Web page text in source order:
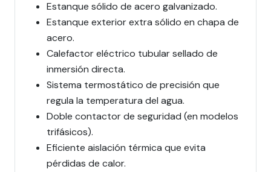
Estanque sólido de acero galvanizado.
Estanque exterior extra sólido en chapa de
acero.
Calefactor eléctrico tubular sellado de
inmersión directa.
Sistema termostático de precisión que
regula la temperatura del agua.
Doble contactor de seguridad (en modelos
trifásicos).
Eficiente aislación térmica que evita
pérdidas de calor.